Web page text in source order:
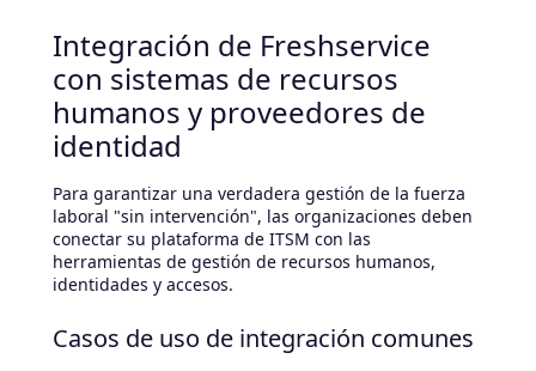
Integración de Freshservice
con sistemas de recursos
humanos y proveedores de
identidad
Para garantizar una verdadera gestión de la fuerza
laboral "sin intervención", las organizaciones deben
conectar su plataforma de ITSM con las
herramientas de gestión de recursos humanos,
identidades y accesos.
Casos de uso de integración comunes